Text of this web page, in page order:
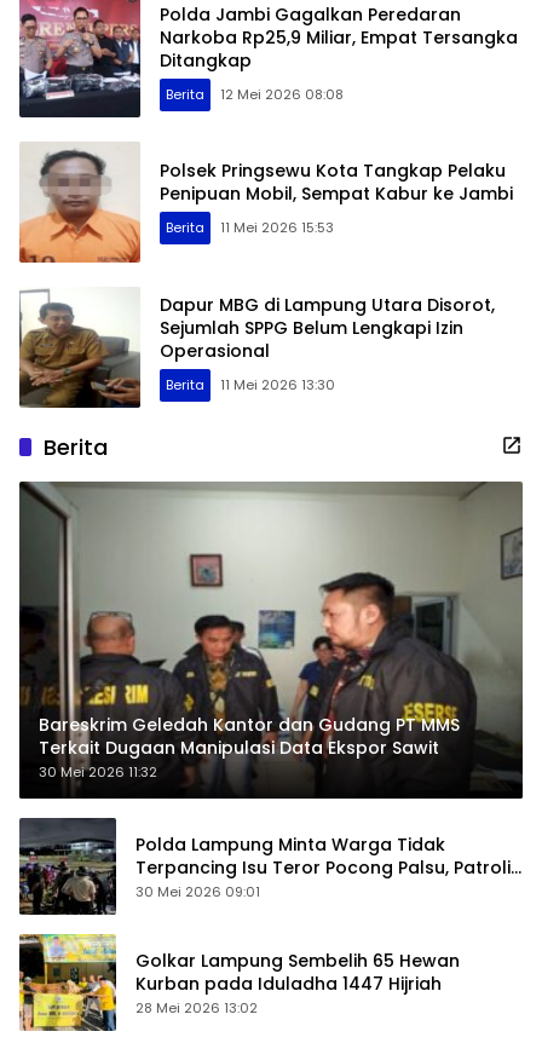
Polda Jambi Gagalkan Peredaran
Narkoba Rp25,9 Miliar, Empat Tersangka
Ditangkap
Berita 12 Mei 2026 08:08
Polsek Pringsewu Kota Tangkap Pelaku
Penipuan Mobil, Sempat Kabur ke Jambi
Berita 11 Mei 2026 15:53
Dapur MBG di Lampung Utara Disorot,
Sejumlah SPPG Belum Lengkapi Izin
Operasional
Berita 11 Mei 2026 13:30
Berita
Bareskrim Geledah Kantor dan Gudang PT MMS
Terkait Dugaan Manipulasi Data Ekspor Sawit
30 Mei 2026 11:32
Polda Lampung Minta Warga Tidak
Terpancing Isu Teror Pocong Palsu, Patroli
Keamanan Ditingkatkan
30 Mei 2026 09:01
Golkar Lampung Sembelih 65 Hewan
Kurban pada Iduladha 1447 Hijriah
28 Mei 2026 13:02